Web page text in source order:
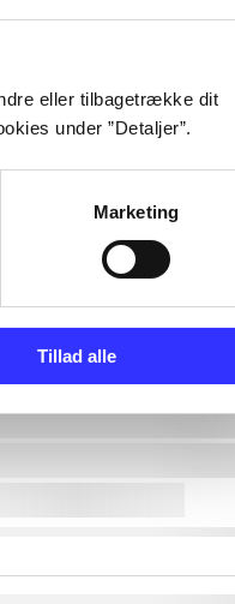
eller tilbagetrække dit
under ”Detaljer”.
Marketing
Tillad alle